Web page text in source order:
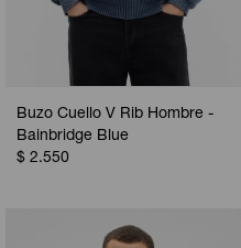
Buzo Cuello V Rib Hombre -
Bainbridge Blue
$ 2.550